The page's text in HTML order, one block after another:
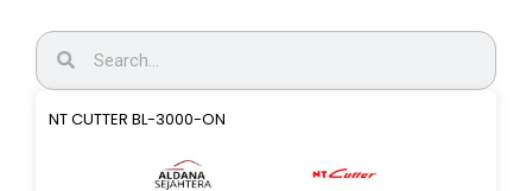
NT CUTTER BL-3000-ON